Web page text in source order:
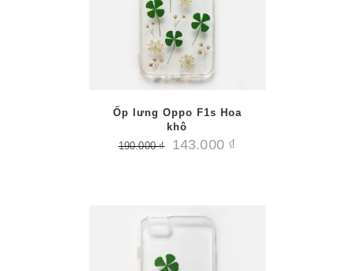
Ốp lưng Oppo F1s Hoa
khô
190.000₫ 143.000 ₫